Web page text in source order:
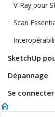
V-Ray pour
Scan
SketchUp
Dépannage
Se